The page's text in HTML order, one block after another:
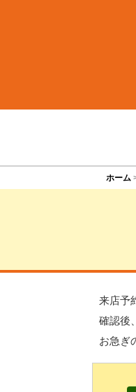
ホーム
来店予
確認後
お急ぎ